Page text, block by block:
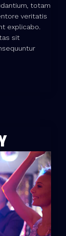
totam
veritatis
explicabo.
sit